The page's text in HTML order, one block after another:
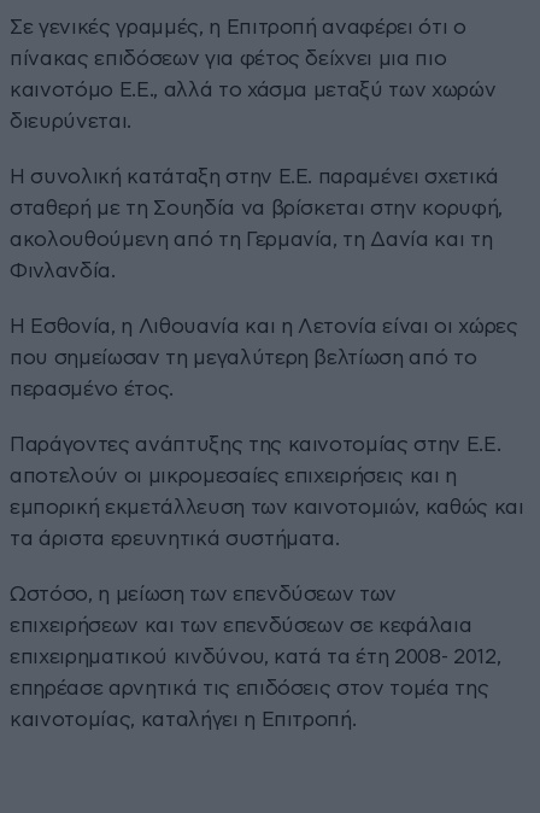
Σε γενικές γραμμές, η Επιτροπή αναφέρει ότι ο
πίνακας επιδόσεων για φέτος δείχνει μια πιο
καινοτόμο Ε.Ε., αλλά το χάσμα μεταξύ των χωρών
διευρύνεται.
Η συνολική κατάταξη στην Ε.Ε. παραμένει σχετικά
σταθερή με τη Σουηδία να βρίσκεται στην κορυφή,
ακολουθούμενη από τη Γερμανία, τη Δανία και τη
Φινλανδία.
Η Εσθονία, η Λιθουανία και η Λετονία είναι οι χώρες
που σημείωσαν τη μεγαλύτερη βελτίωση από το
περασμένο έτος.
Παράγοντες ανάπτυξης της καινοτομίας στην Ε.Ε.
αποτελούν οι μικρομεσαίες επιχειρήσεις και η
εμπορική εκμετάλλευση των καινοτομιών, καθώς και
τα άριστα ερευνητικά συστήματα.
Ωστόσο, η μείωση των επενδύσεων των
επιχειρήσεων και των επενδύσεων σε κεφάλαια
επιχειρηματικού κινδύνου, κατά τα έτη 2008- 2012,
επηρέασε αρνητικά τις επιδόσεις στον τομέα της
καινοτομίας, καταλήγει η Επιτροπή.